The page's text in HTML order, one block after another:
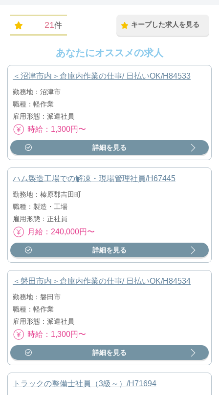
21件 キープした求人を見る
あなたにオススメの求人
＜沼津市内＞倉庫内作業の仕事/ 日払いOK/H84533
勤務地：沼津市
職種：軽作業
雇用形態：派遣社員
時給：1,300円〜
詳細を見る
ハム製造工場での解凍・現場管理社員/H67445
勤務地：榛原郡吉田町
職種：製造・工場
雇用形態：正社員
月給：240,000円〜
詳細を見る
＜磐田市内＞倉庫内作業の仕事/ 日払いOK/H84534
勤務地：磐田市
職種：軽作業
雇用形態：派遣社員
時給：1,300円〜
詳細を見る
トラックの整備士社員（3級～）/H71694